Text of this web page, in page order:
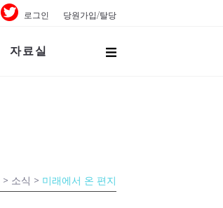
로그인 당원가입/탈당
자료실
> 소식 > 미래에서 온 편지